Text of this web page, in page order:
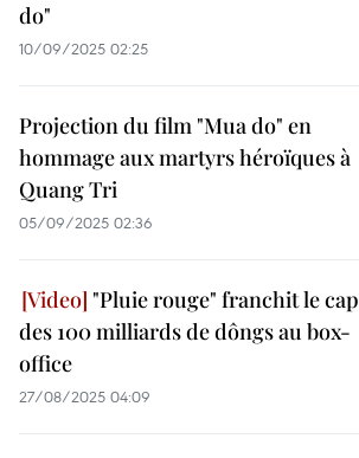
do"
10/09/2025 02:25
Projection du film "Mua do" en
hommage aux martyrs héroïques à
Quang Tri
05/09/2025 02:36
"Pluie rouge" franchit le cap
des 100 milliards de dôngs au box-
office
27/08/2025 04:09